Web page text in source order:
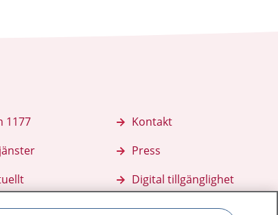
1177
Kontakt
Press
Digital tillgänglighet